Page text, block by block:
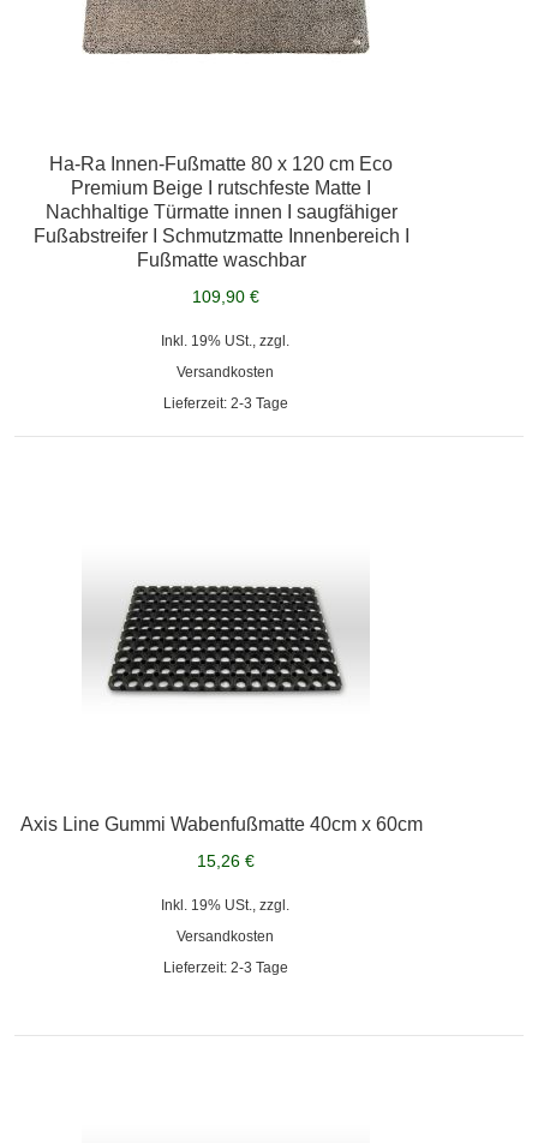
Ha-Ra Innen-Fußmatte 80 x 120 cm Eco
Premium Beige I rutschfeste Matte I
Nachhaltige Türmatte innen I saugfähiger
Fußabstreifer I Schmutzmatte Innenbereich I
Fußmatte waschbar
109,90 €
Inkl. 19% USt., zzgl.
Versandkosten
Lieferzeit: 2-3 Tage
Axis Line Gummi Wabenfußmatte 40cm x 60cm
15,26 €
Inkl. 19% USt., zzgl.
Versandkosten
Lieferzeit: 2-3 Tage